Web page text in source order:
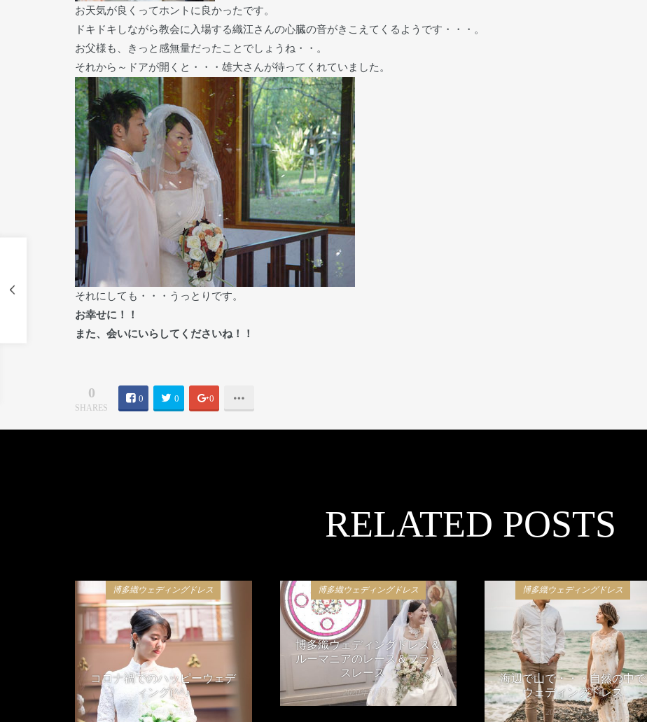
お天気が良くってホントに良かったです。
ドキドキしながら教会に入場する織江さんの心臓の音がきこえてくるようです・・・。
お父様も、きっと感無量だったことでしょうね・・。
それから～ドアが開くと・・・雄大さんが待ってくれていました。
それにしても・・・うっとりです。
お幸せに！！
また、会いにいらしてくださいね！！
0
SHARES
0 0 0
RELATED POSTS
博多織ウェディングドレス
コロナ禍でのハッピーウェデ
ィング(^^♪
2021年4月24日
博多織ウェディングドレス
博多織ウェディングドレス＆
ルーマニアのレース＆フラン
スレース
2020年5月8日
博多織ウェディングドレス
海辺で山で・・・自然の中で
ウェディングドレス
2020年2月13日